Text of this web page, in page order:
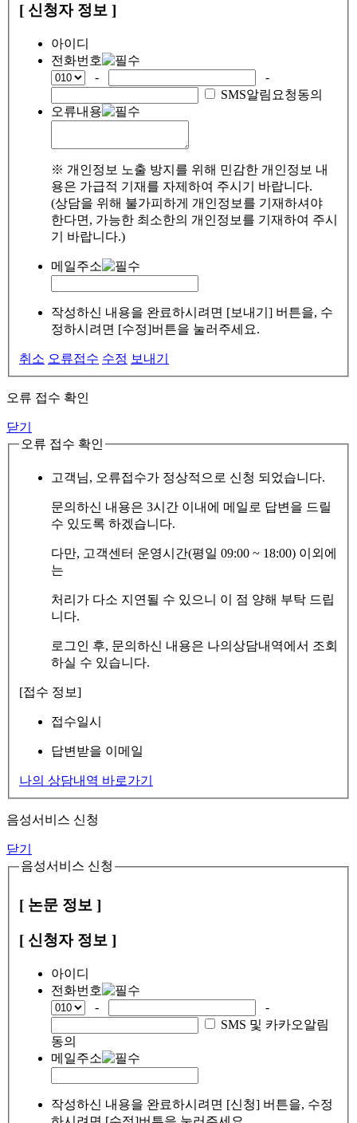
[ 신청자 정보 ]
아이디
전화번호
-
-
SMS알림요청동의
오류내용
※ 개인정보 노출 방지를 위해 민감한 개인정보 내
용은 가급적 기재를 자제하여 주시기 바랍니다.
(상담을 위해 불가피하게 개인정보를 기재하셔야
한다면, 가능한 최소한의 개인정보를 기재하여 주시
기 바랍니다.)
메일주소
작성하신 내용을 완료하시려면 [보내기] 버튼을, 수
정하시려면 [수정]버튼을 눌러주세요.
취소 오류접수 수정 보내기
오류 접수 확인
닫기
오류 접수 확인
고객님, 오류접수가 정상적으로 신청 되었습니다.
문의하신 내용은 3시간 이내에 메일로 답변을 드릴
수 있도록 하겠습니다.
다만, 고객센터 운영시간(평일 09:00 ~ 18:00) 이외에
는
처리가 다소 지연될 수 있으니 이 점 양해 부탁 드립
니다.
로그인 후, 문의하신 내용은 나의상담내역에서 조회
하실 수 있습니다.
[접수 정보]
접수일시
답변받을 이메일
나의 상담내역 바로가기
음성서비스 신청
닫기
음성서비스 신청
[ 논문 정보 ]
[ 신청자 정보 ]
아이디
전화번호
-
-
SMS 및 카카오알림
동의
메일주소
작성하신 내용을 완료하시려면 [신청] 버튼을, 수정